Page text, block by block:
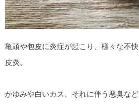
亀頭や包皮に炎症が起こり、様々な不
皮炎。
かゆみや白いカス、それに伴う悪臭など